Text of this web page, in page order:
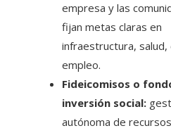
empresa y las
fijan metas claras en
infraestructura, salud,
empleo.
Fideicomisos o
inversión social:
autónoma de